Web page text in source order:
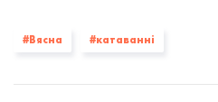
#Вясна #катаванні